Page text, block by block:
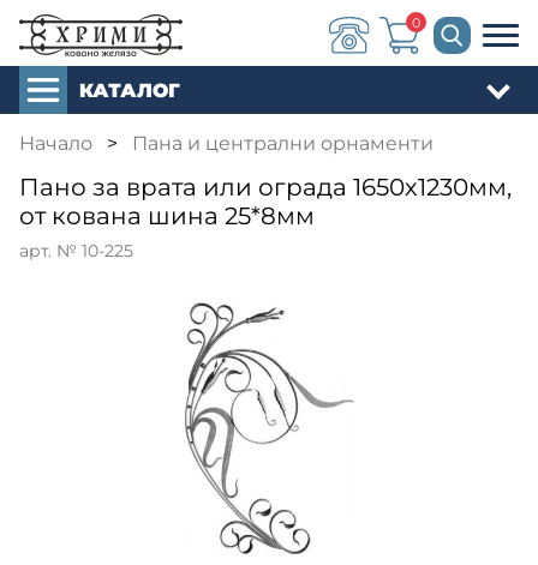
0
КАТАЛОГ
Начало > Пана и централни орнаменти
Пано за врата или ограда 1650х1230мм,
от кована шина 25*8мм
арт. № 10-225